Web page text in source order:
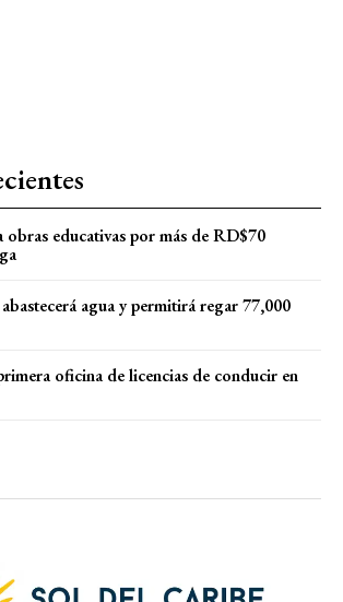
educativas por más de RD$70
agua y permitirá regar 77,000
oficina de licencias de conducir en